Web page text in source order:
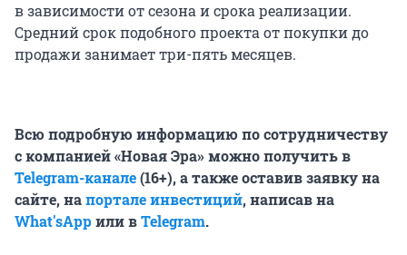
в зависимости от сезона и срока реализации.
Средний срок подобного проекта от покупки до
продажи занимает три-пять месяцев.
Всю подробную информацию по сотрудничеству
с компанией «Новая Эра» можно получить в
Telegram-канале(16+), а также оставив заявкуна
сайте, напортале инвестиций, написав на
What'sAppили вTelegram.